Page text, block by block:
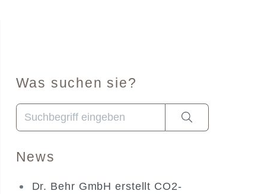
Was suchen sie?
Wenn die Ergebnisse der automatischen
News
Dr. Behr GmbH erstellt CO2-